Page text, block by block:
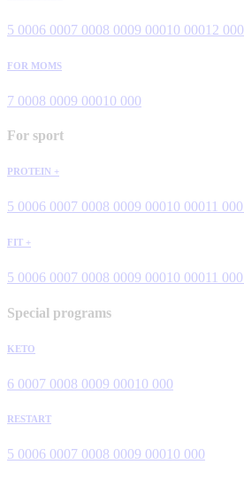
5 0006 0007 0008 0009 00010 00012 000
FOR MOMS
7 0008 0009 00010 000
For sport
PROTEIN +
5 0006 0007 0008 0009 00010 00011 000
FIT +
5 0006 0007 0008 0009 00010 00011 000
Special programs
KETO
6 0007 0008 0009 00010 000
RESTART
5 0006 0007 0008 0009 00010 000